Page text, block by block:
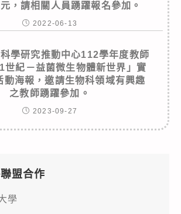
，請相關人員踴躍報名參加。
2022-06-13
學研究推動中心112學年度教師
世紀－益菌微生物體新世界」實
動海報，邀請生物科領域有興趣
之教師踴躍參加。
2023-09-27
盟合作
學